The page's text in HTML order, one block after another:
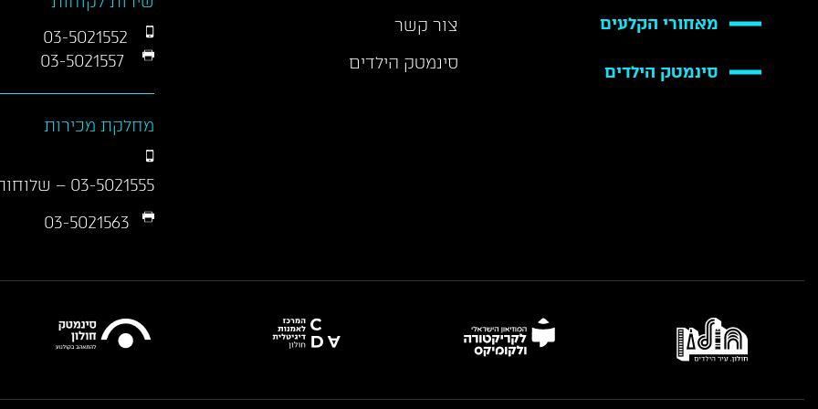
מאחורי הקלעים
סינמטק הילדים
צור קשר
סינמטק הילדים
מחלקת מכירות
03-5021555 – שלוחות 201/
03-5021563